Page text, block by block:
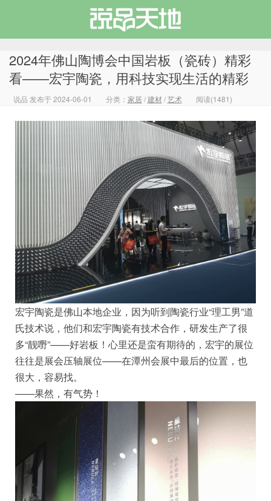
说品天地
2024年佛山陶博会中国岩板（瓷砖）精彩
看——宏宇陶瓷，用科技实现生活的精彩
说品 发布于 2024-06-01 分类： 家居/建材/艺术 阅读(1481)
宏宇陶瓷是佛山本地企业，因为听到陶瓷行业“理工男”道
氏技术说，他们和宏宇陶瓷有技术合作，研发生产了很
多“靓嘢”——好岩板！心里还是蛮有期待的，宏宇的展位
往往是展会压轴展位——在潭州会展中最后的位置，也
很大，容易找。
——果然，有气势！